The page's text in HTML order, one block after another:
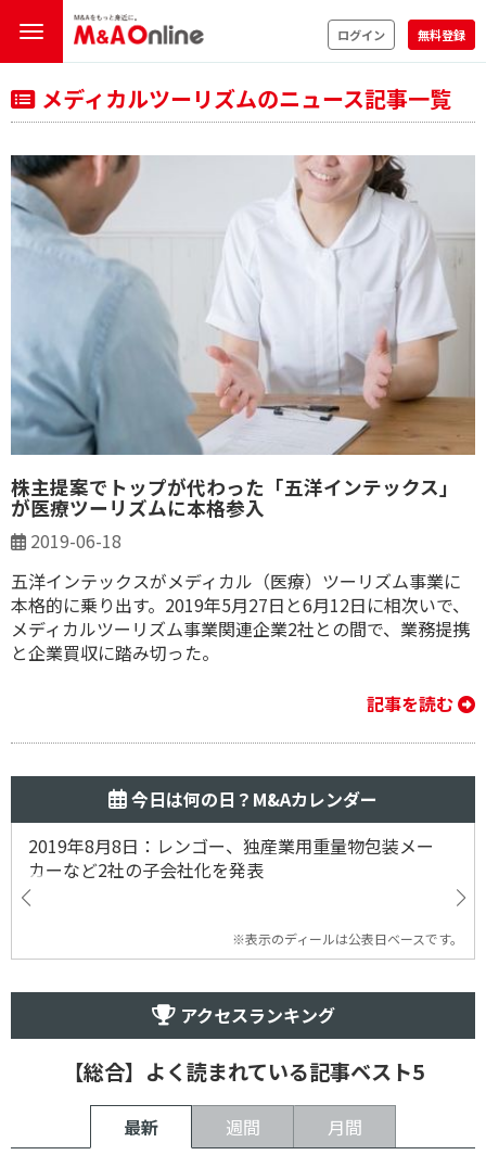
ログイン 無料登録
メディカルツーリズムのニュース記事一覧
株主提案でトップが代わった「五洋インテックス」
が医療ツーリズムに本格参入
2019-06-18
五洋インテックスがメディカル（医療）ツーリズム事業に
本格的に乗り出す。2019年5月27日と6月12日に相次いで、
メディカルツーリズム事業関連企業2社との間で、業務提携
と企業買収に踏み切った。
記事を読む
今日は何の日？M&Aカレンダー
2019年8月8日：レンゴー、独産業用重量物包装メー
カーなど2社の子会社化を発表
※表示のディールは公表日ベースです。
アクセスランキング
【総合】よく読まれている記事ベスト5
最新 週間 月間